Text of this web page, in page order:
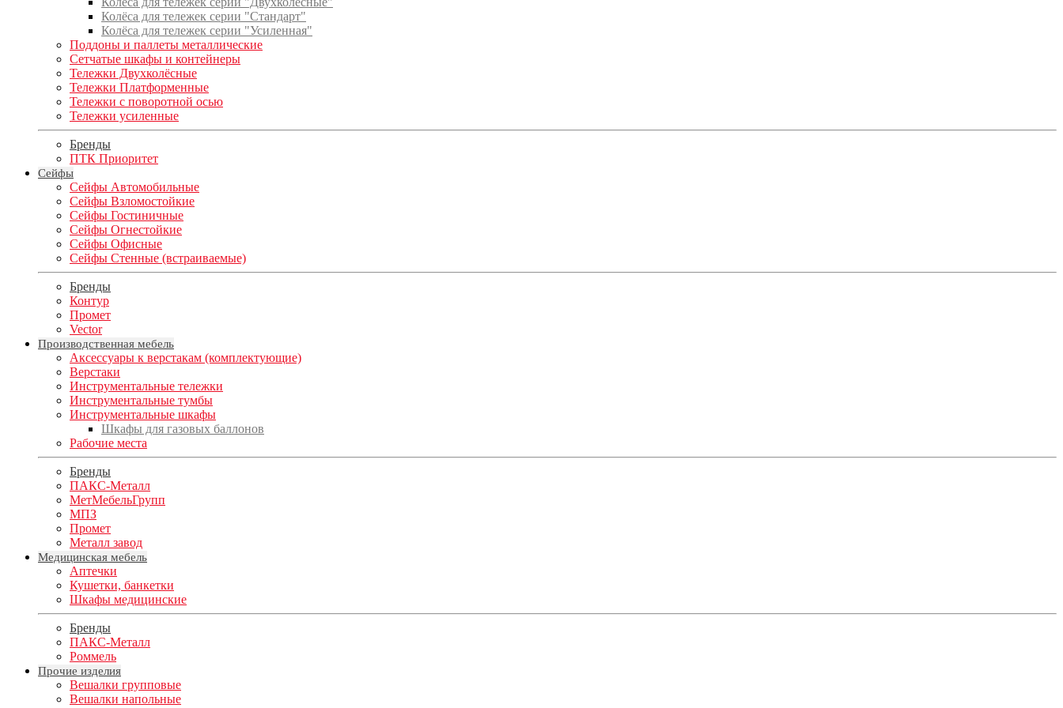
Колёса для тележек серии "Стандарт"
Колёса для тележек серии "Усиленная"
Поддоны и паллеты металлические
Сетчатые шкафы и контейнеры
Тележки Двухколёсные
Тележки Платформенные
Тележки с поворотной осью
Тележки усиленные
Бренды
ПТК Приоритет
Сейфы
Сейфы Автомобильные
Сейфы Взломостойкие
Сейфы Гостиничные
Сейфы Огнестойкие
Сейфы Офисные
Сейфы Стенные (встраиваемые)
Бренды
Контур
Промет
Vector
Производственная мебель
Аксессуары к верстакам (комплектующие)
Верстаки
Инструментальные тележки
Инструментальные тумбы
Инструментальные шкафы
Шкафы для газовых баллонов
Рабочие места
Бренды
ПАКС-Металл
МетМебельГрупп
МПЗ
Промет
Металл завод
Медицинская мебель
Аптечки
Кушетки, банкетки
Шкафы медицинские
Бренды
ПАКС-Металл
Роммель
Прочие изделия
Вешалки групповые
Вешалки напольные